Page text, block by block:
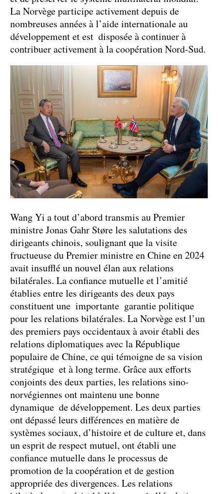
La Norvège participe activement depuis de
nombreuses années à l’aide internationale au
développement et est disposée à continuer à
contribuer activement à la coopération Nord-Sud.
Wang Yi a tout d’abord transmis au Premier
ministre Jonas Gahr Støre les salutations des
dirigeants chinois, soulignant que la visite
fructueuse du Premier ministre en Chine en 2024
avait insufflé un nouvel élan aux relations
bilatérales. La confiance mutuelle et l’amitié
établies entre les dirigeants des deux pays
constituent une importante garantie politique
pour les relations bilatérales. La Norvège est l’un
des premiers pays occidentaux à avoir établi des
relations diplomatiques avec la République
populaire de Chine, ce qui témoigne de sa vision
stratégique et à long terme. Grâce aux efforts
conjoints des deux parties, les relations sino-
norvégiennes ont maintenu une bonne
dynamique de développement. Les deux parties
ont dépassé leurs différences en matière de
systèmes sociaux, d’histoire et de culture et, dans
un esprit de respect mutuel, ont établi une
confiance mutuelle dans le processus de
promotion de la coopération et de gestion
appropriée des divergences. Les relations